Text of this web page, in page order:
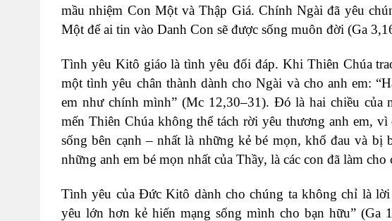
mầu nhiệm Con Một và Thập Giá. Chính Ngài đã yêu
Một để ai tin vào Danh Con sẽ được sống muôn đời (Ga
Tình yêu Kitô giáo là tình yêu đối đáp. Khi Thiên Chúa
một tình yêu chân thành dành cho Ngài và cho anh em:
em như chính mình” (Mc 12,30–31). Đó là hai chiều của
mến Thiên Chúa không thể tách rời yêu thương anh em,
sống bên cạnh – nhất là những kẻ bé mọn, khổ đau và
những anh em bé mọn nhất của Thầy, là các con đã làm
Tình yêu của Đức Kitô dành cho chúng ta không chỉ là
yêu lớn hơn kẻ hiến mạng sống mình cho bạn hữu” (Ga